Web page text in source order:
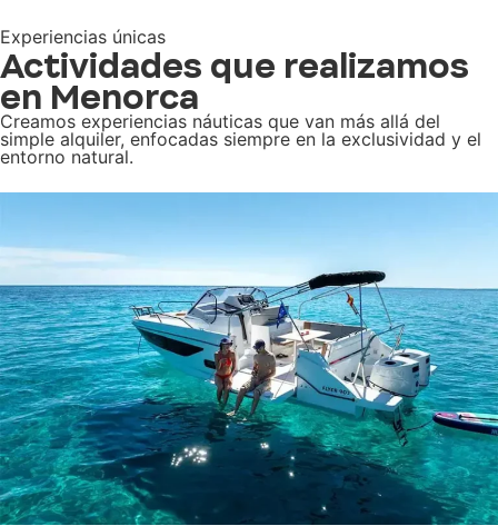
Experiencias únicas
Actividades que realizamos
en Menorca
Creamos experiencias náuticas que van más allá del
simple alquiler, enfocadas siempre en la exclusividad y el
entorno natural.